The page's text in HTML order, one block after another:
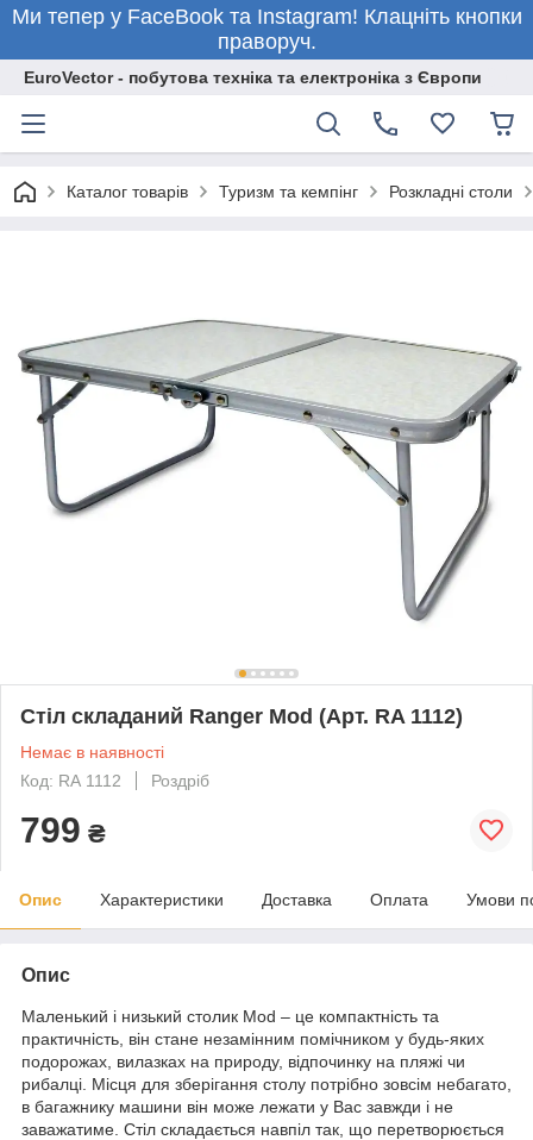
Ми тепер у FaceBook та Instagram! Клацніть кнопки
праворуч.
EuroVector - побутова техніка та електроніка з Європи
Каталог товарів Туризм та кемпінг Розкладні столи
Стіл складаний Ranger Mod (Арт. RA 1112)
Немає в наявності
Код: RА 1112
Роздріб
799 ₴
Опис Характеристики Доставка Оплата Умови
Опис
Маленький і низький столик Mod – це компактність та
практичність, він стане незамінним помічником у будь-яких
подорожах, вилазках на природу, відпочинку на пляжі чи
рибалці. Місця для зберігання столу потрібно зовсім небагато,
в багажнику машини він може лежати у Вас завжди і не
заважатиме. Стіл складається навпіл так, що перетворюється